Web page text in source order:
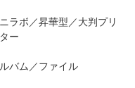
ラボ／昇華型／大判プリ
ー
バム／ファイル